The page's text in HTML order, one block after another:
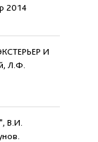
2014
И
Л.Ф.
В.И.